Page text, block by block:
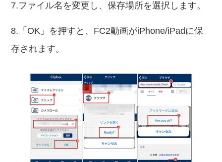
7.ファイル名を変更し、保存場所を選択します。
8.「OK」を押すと、FC2動画がiPhone/iPadに保
存されます。